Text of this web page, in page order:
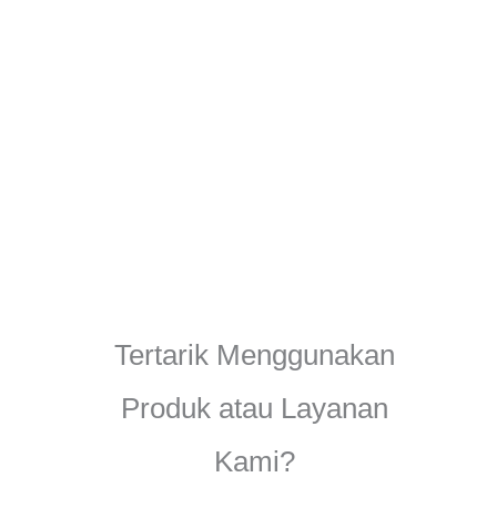
Tertarik Menggunakan
Produk atau Layanan
Kami?